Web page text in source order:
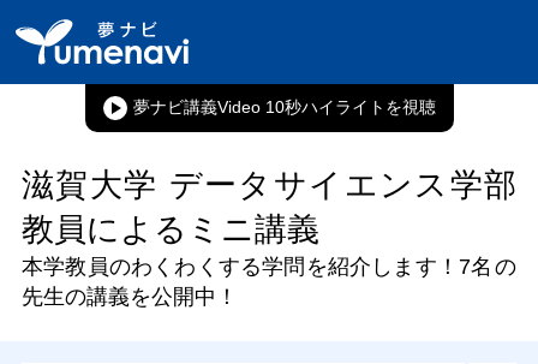
夢ナビ講義Video 10秒ハイライト
滋賀大学 データサイエンス学部
教員によるミニ講義
本学教員のわくわくする学問を紹介します！ 7名 の
先生の講義を公開中！